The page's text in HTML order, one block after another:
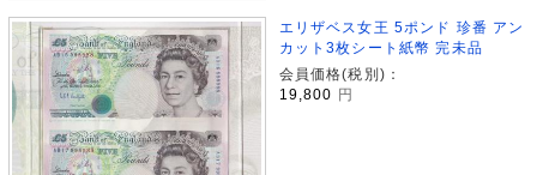
エリザベス女王 5ポンド 珍番 アン
カット3枚シート紙幣 完未品
会員価格(税別)：
19,800
円